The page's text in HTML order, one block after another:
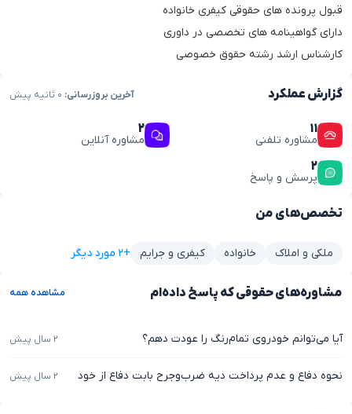
قبول پرونده های حقوقی کیفری خانواده
دارای گواهینامه های تخصصی در داوری
کارشناس ارشد رشته حقوق خصوصی
گزارش عملکرد آخرین بروزرسانی:
۱۱
مشاوره تلفنی
۲
مشاوره آنلاین
۲
پرسش و پاسخ
تخصص‌های من
ملکی و املاک خانواده کیفری و جرایم +۲ مورد دیگر
مشاوره‌های حقوقی که پاسخ داده‌ام مشاهده همه
آیا می‌توانم خودروی تمام‌رنگ را عودت دهم؟ ۲ سال پیش
نحوه دفاع و عدم پرداخت دیه ضرب‌وجرح بابت دفاع از خود ۲ سال پیش